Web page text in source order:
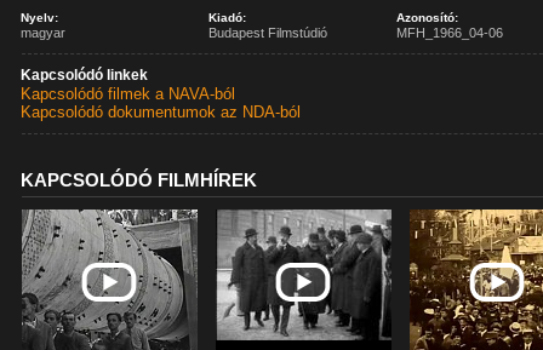
Nyelv:
magyar
Kiadó:
Budapest Filmstúdió
Azonosító:
MFH_1966_04-06
Kapcsolódó linkek
Kapcsolódó filmek a NAVA-ból
Kapcsolódó dokumentumok az NDA-ból
KAPCSOLÓDÓ FILMHÍREK